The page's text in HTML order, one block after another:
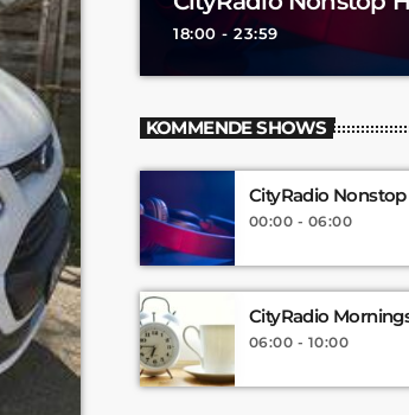
18:00 - 23:59
KOMMENDE SHOWS
CityRadio
00:00 - 06:00
CityRadio
06:00 - 10:00